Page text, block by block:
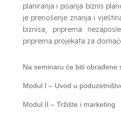
planiranja i pisanja biznis
je prenošenje znanja i
biznisa, priprema
priprema projekata za
Na seminaru će biti obrađene
Modul I – Uvod u
Modul II – Tržište i marketing